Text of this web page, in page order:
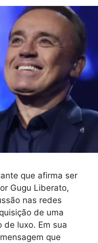
que afirma ser
Gugu Liberato,
nas redes
de uma
de luxo. Em sua
que